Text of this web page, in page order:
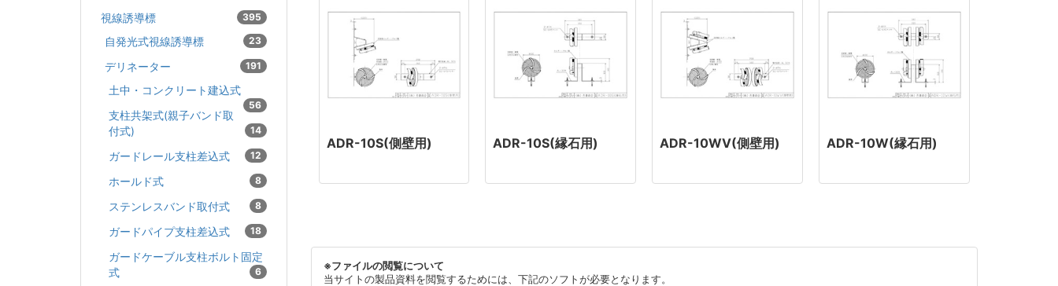
ADR-10S(側壁用) ADR-10S(縁石用) ADR-10WV(側壁用) ADR-10W(縁石用)
※ファイルの閲覧について
当サイトの製品資料を閲覧するためには、下記のソフトが必要となります。
視線誘導標 395
自発光式視線誘導標 23
デリネーター 191
土中・コンクリート建込式
56
支柱共架式(親子バンド取
付式)
14
ガードレール支柱差込式 12
ホールド式 8
ステンレスバンド取付式 8
ガードパイプ支柱差込式 18
ガードケーブル支柱ボルト固定
式
6